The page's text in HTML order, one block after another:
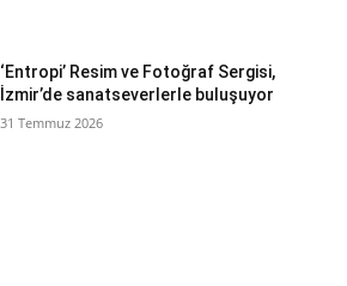
‘Entropi’ Resim ve Fotoğraf Sergisi,
İzmir’de sanatseverlerle buluşuyor
31 Temmuz 2026